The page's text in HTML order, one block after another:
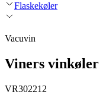
Flaskekøler
Vacuvin
Viners vinkøler
VR302212